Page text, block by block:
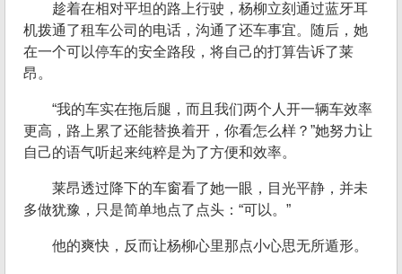
趁着在相对平坦的路上行驶，杨柳立刻通过蓝牙耳
机拨通了租车公司的电话，沟通了还车事宜。随后，她
在一个可以停车的安全路段，将自己的打算告诉了莱
昂。
“我的车实在拖后腿，而且我们两个人开一辆车效率
更高，路上累了还能替换着开，你看怎么样？”她努力让
自己的语气听起来纯粹是为了方便和效率。
莱昂透过降下的车窗看了她一眼，目光平静，并未
多做犹豫，只是简单地点了点头：“可以。”
他的爽快，反而让杨柳心里那点小心思无所遁形。